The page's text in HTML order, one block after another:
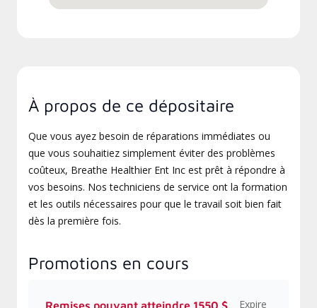
À propos de ce dépositaire
Que vous ayez besoin de réparations immédiates ou
que vous souhaitiez simplement éviter des problèmes
coûteux, Breathe Healthier Ent Inc est prêt à répondre à
vos besoins. Nos techniciens de service ont la formation
et les outils nécessaires pour que le travail soit bien fait
dès la première fois.
Promotions en cours
Remises pouvant atteindre 1550 $ Expire